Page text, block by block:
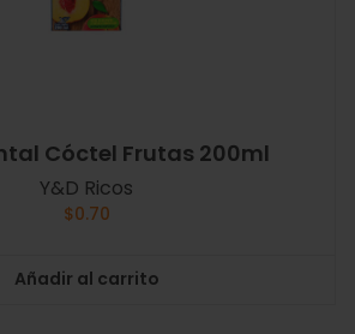
Cóctel Frutas 200ml
Y&D Ricos
$0.70
Añadir al carrito